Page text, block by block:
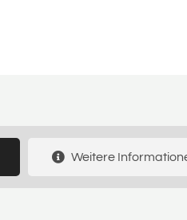
Weitere